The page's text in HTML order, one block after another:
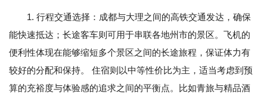
1. 行程交通选择：成都与大理之间的高铁交通发达，确保
能快速抵达；长途客车则可用于串联各地州市的景区。飞机的
便利性体现在能够缩短多个景区之间的长途旅程，保证体力有
较好的分配和保持。 住宿则以中等性价比为主，适当考虑到预
算的充裕度与体验感的追求之间的平衡点。比如青旅与精品酒